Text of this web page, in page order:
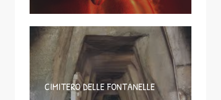
CIMITERO DELLE FONTANELLE